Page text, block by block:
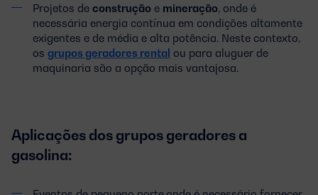
Projetos de construção e mineração , onde é
necessária energia contínua em condições altamente
exigentes e de média e alta potência. Neste contexto,
os grupos geradores rental ou para aluguer de
maquinaria são a opção mais vantajosa.
Aplicações dos grupos geradores a
gasolina: